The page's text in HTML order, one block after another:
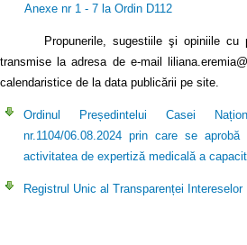
Anexe nr 1 - 7 la Ordin D112
Propunerile, sugestiile şi opiniile cu
transmise la adresa de e-mail
calendaristice de la data publicării pe site.
Ordinul Președintelui Casei
nr.1104/06.08.2024 prin care se
activitatea de expertiză medicală a
Registrul Unic al Transparenței Intereselor